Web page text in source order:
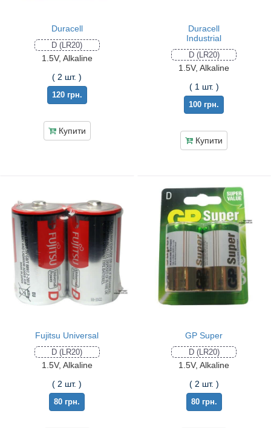
Duracell
D (LR20)
1.5V, Alkaline
( 2 шт. )
120 грн.
Купити
Duracell
Industrial
D (LR20)
1.5V, Alkaline
( 1 шт. )
100 грн.
Купити
Fujitsu Universal
D (LR20)
1.5V, Alkaline
( 2 шт. )
80 грн.
GP Super
D (LR20)
1.5V, Alkaline
( 2 шт. )
80 грн.